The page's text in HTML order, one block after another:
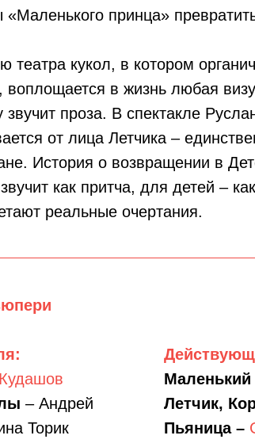
принца»
театра кукол, в котором
воплощается в жизнь любая
звучит проза. В спектакле
от лица Летчика –
История о возвращении в
как притча, для детей –
реальные очертания.
– Андрей
Торик
Маленький
Летчик,
Пьяница –